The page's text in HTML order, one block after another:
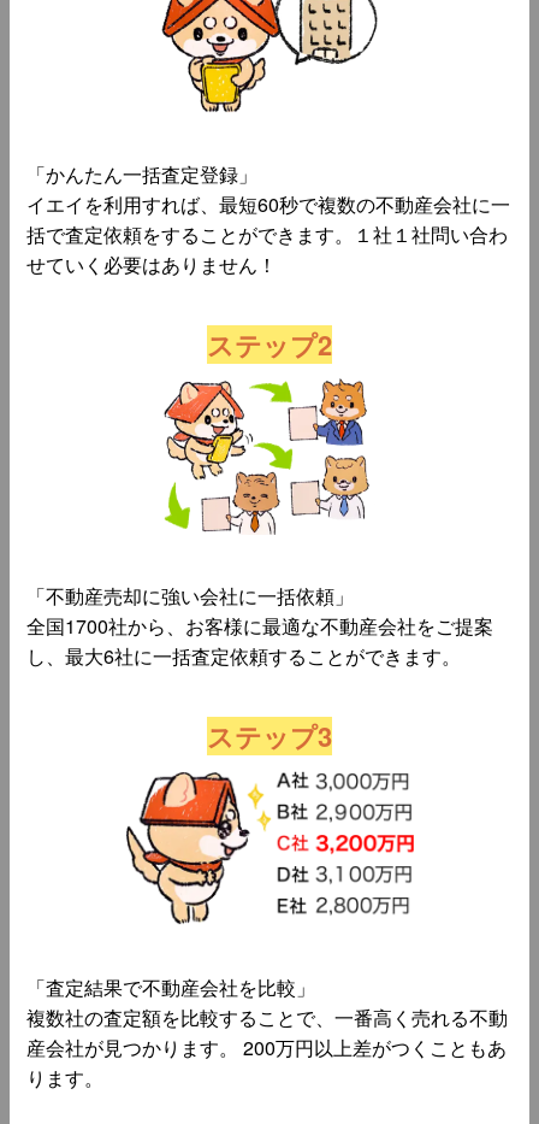
「かんたん一括査定登録」
イエイを利用すれば、最短60秒で複数の不動産会社に一
括で査定依頼をすることができます。１社１社問い合わ
せていく必要はありません！
ステップ2
「不動産売却に強い会社に一括依頼」
全国1700社から、お客様に最適な不動産会社をご提案
し、最大6社に一括査定依頼することができます。
ステップ3
「査定結果で不動産会社を比較」
複数社の査定額を比較することで、一番高く売れる不動
産会社が見つかります。 200万円以上差がつくこともあ
ります。